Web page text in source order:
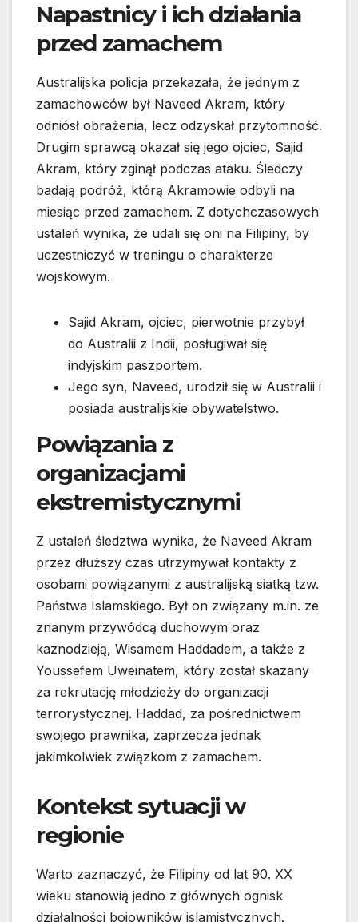
Napastnicy i ich działania
przed zamachem
Australijska policja przekazała, że jednym z
zamachowców był Naveed Akram, który
odniósł obrażenia, lecz odzyskał przytomność.
Drugim sprawcą okazał się jego ojciec, Sajid
Akram, który zginął podczas ataku. Śledczy
badają podróż, którą Akramowie odbyli na
miesiąc przed zamachem. Z dotychczasowych
ustaleń wynika, że udali się oni na Filipiny, by
uczestniczyć w treningu o charakterze
wojskowym.
Sajid Akram, ojciec, pierwotnie przybył
do Australii z Indii, posługiwał się
indyjskim paszportem.
Jego syn, Naveed, urodził się w Australii i
posiada australijskie obywatelstwo.
Powiązania z
organizacjami
ekstremistycznymi
Z ustaleń śledztwa wynika, że Naveed Akram
przez dłuższy czas utrzymywał kontakty z
osobami powiązanymi z australijską siatką tzw.
Państwa Islamskiego. Był on związany m.in. ze
znanym przywódcą duchowym oraz
kaznodzieją, Wisamem Haddadem, a także z
Youssefem Uweinatem, który został skazany
za rekrutację młodzieży do organizacji
terrorystycznej. Haddad, za pośrednictwem
swojego prawnika, zaprzecza jednak
jakimkolwiek związkom z zamachem.
Kontekst sytuacji w
regionie
Warto zaznaczyć, że Filipiny od lat 90. XX
wieku stanowią jedno z głównych ognisk
działalności bojowników islamistycznych.